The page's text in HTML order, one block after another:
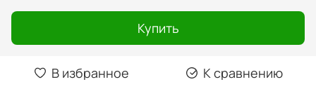
Купить
В избранное К сравнению